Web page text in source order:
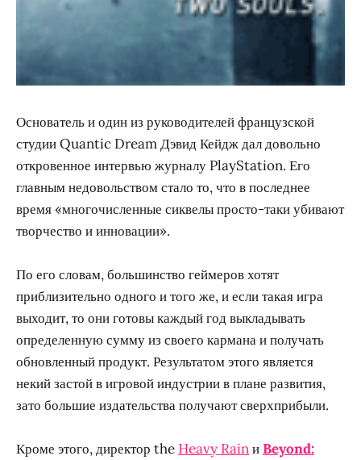
Основатель и один из руководителей французской
студии Quantic Dream Дэвид Кейдж дал довольно
откровенное интервью журналу PlayStation. Его
главным недовольством стало то, что в последнее
время «многочисленные сиквелы просто-таки убивают
творчество и инновации».
По его словам, большинство геймеров хотят
приблизительно одного и того же, и если такая игра
выходит, то они готовы каждый год выкладывать
определенную сумму из своего кармана и получать
обновленный продукт. Результатом этого является
некий застой в игровой индустрии в плане развития,
зато большие издательства получают сверхприбыли.
Кроме этого, директор the Heavy RainиBeyond: